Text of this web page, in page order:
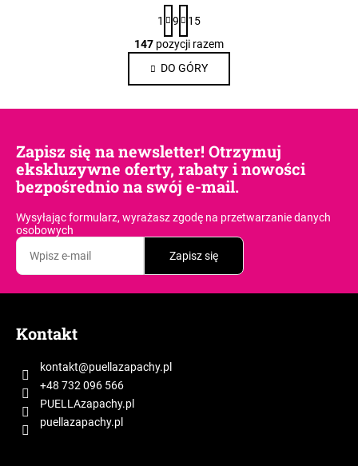
a
t
y
k
u
ł
ó
w
K
o
n
t
l
k
i
l
i
t
y
P
a
g
i
n
a
1 9
15
147 pozycji razem
DO GÓRY
Zapisz się na newsletter! Otrzymuj
ekskluzywne oferty, rabaty i nowości
bezpośrednio na swój e-mail.
Wysyłając formularz, wyrażasz zgodę na przetwarzanie danych
osobowych
Zapisz się
Kontakt
kontakt@puellazapachy.pl
+48 732 096 566
PUELLAzapachy.pl
puellazapachy.pl